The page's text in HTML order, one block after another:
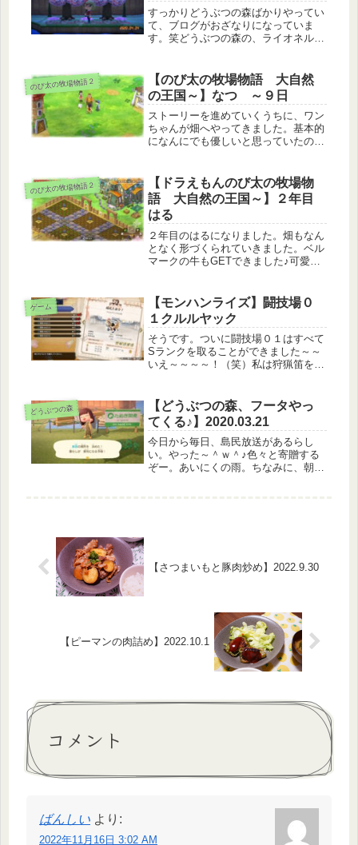
すっかりどうぶつの森ばかりやってい
て、ブログがおざなりになっていま
す。笑どうぶつの森の、ライオネルと
あるのでＵＰしようかな～。ライオネ
ルはよく服をくれる。よく、服をくれ
る･...
のび太の牧場物語２
【のび太の牧場物語 大自然
の王国～】なつ ～９日
ストーリーを進めていくうちに、ワン
ちゃんが畑へやってきました。基本的
になんにでも優しいと思っていたのび
んまシロと名付けました。基本的には
畑スタートで一緒に散歩とかすると...
のび太の牧場物語２
【ドラえもんのび太の牧場物
語 大自然の王国～】２年目
はる
２年目のはるになりました。畑もなん
となく形づくられていきました。ベル
マークの牛もGETできました♪可愛い
てなんかわかるな～笑ナズナの色がシ
ルフみたいだからかなあ(*'▽')...
ゲーム
【モンハンライズ】闘技場０
１クルルヤック
そうです。ついに闘技場０１はすべて
Sランクを取ることができました～～
いえ～～～～！（笑）私は狩猟笛を主
では早いんだね・・・（といっても2
分も切れてないけど・・・・）まず、
ガ...
どうぶつの森
【どうぶつの森、フータやっ
てくる♪】2020.03.21
今日から毎日、島民放送があるらし
い。やった～＾ｗ＾♪色々と寄贈する
ぞー。あいにくの雨。ちなみに、朝い
【さつまいもと豚肉炒め】2022.9.30
【ピーマンの肉詰め】2022.10.1
コメント
ばんしい より:
2022年11月16日 3:02 AM